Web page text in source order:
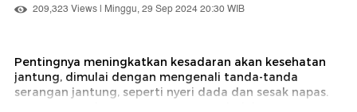
209,323 Views | Minggu, 29 Sep 2024 20:30 WIB
Pentingnya meningkatkan kesadaran akan kesehatan
jantung, dimulai dengan mengenali tanda-tanda
serangan jantung, seperti nyeri dada dan sesak napas.